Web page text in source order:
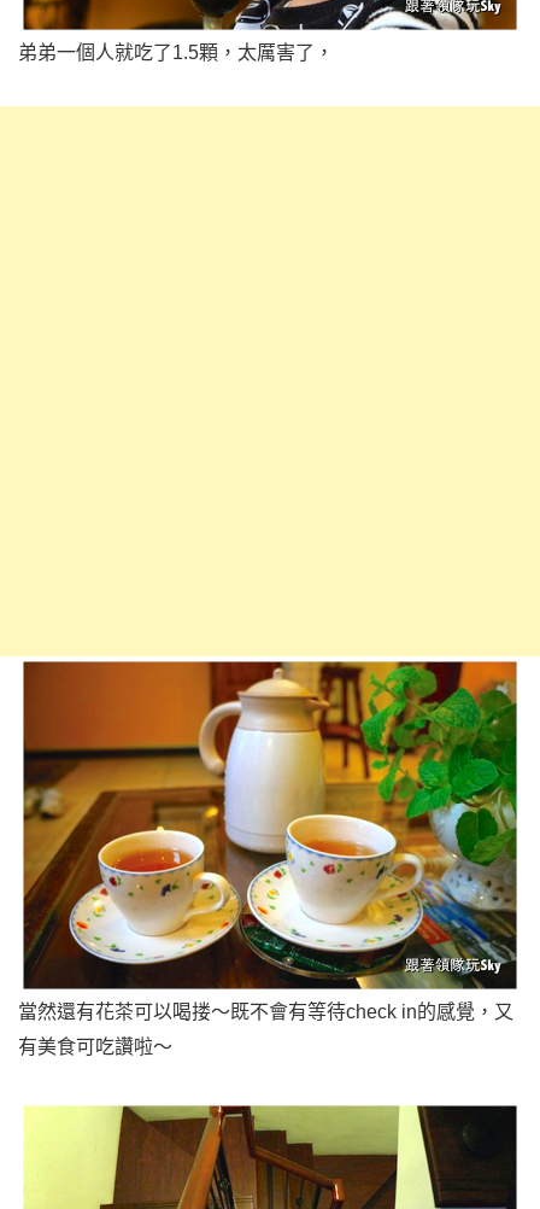
弟弟一個人就吃了1.5顆，太厲害了，
當然還有花茶可以喝搂～既不會有等待check in的感覺，又
有美食可吃讚啦～